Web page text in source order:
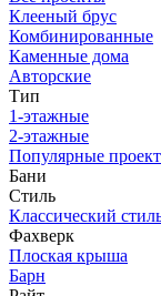
Клееный брус
Комбинированные
Каменные дома
Авторские
Тип
1-этажные
2-этажные
Популярные
Бани
Стиль
Классический
Фахверк
Плоская крыша
Барн